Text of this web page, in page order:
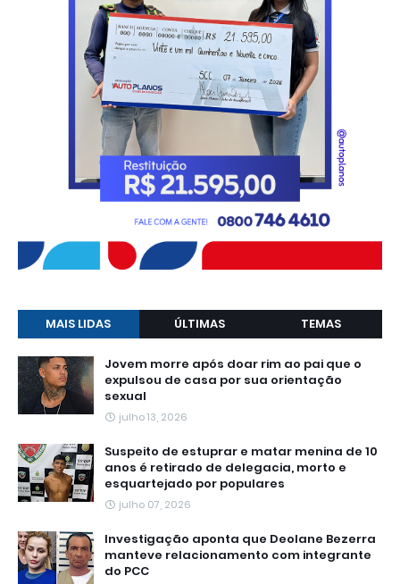
MAIS LIDAS ÚLTIMAS TEMAS
Jovem morre após doar rim ao pai que o
expulsou de casa por sua orientação
sexual
julho 13, 2026
Suspeito de estuprar e matar menina de 10
anos é retirado de delegacia, morto e
esquartejado por populares
julho 07, 2026
Investigação aponta que Deolane Bezerra
manteve relacionamento com integrante
do PCC